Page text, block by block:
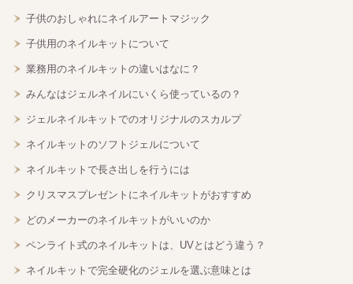
子供のおしゃれにネイルアートマジック
子供用のネイルキットについて
業務用のネイルキットの違いはなに？
みんなはジェルネイルにいくら使っているの？
ジェルネイルキットでのオリジナルのスカルプ
ネイルキットのソフトジェルについて
ネイルキットで長さ出しを行うには
クリスマスプレゼントにネイルキットがおすすめ
どのメーカーのネイルキットがいいのか
ペンライト式のネイルキットは、UVとはどう違う？
ネイルキットで完全硬化のジェルを選ぶ意味とは